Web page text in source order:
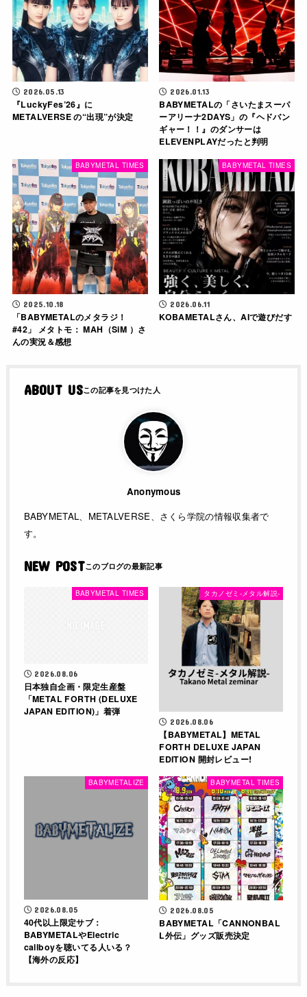
2026.05.13
『LuckyFes’26』に
METALVERSE の“出現”が決定
2026.01.13
BABYMETALの「さいたまスーパ
ーアリーナ2DAYS」の『ヘドバン
ギャー！！』のダンサーは
ELEVENPLAYだったと判明
BABYMETAL TIMES
2025.10.18
「BABYMETALのメタラジ！
#42」 メタトモ： MAH（SiM ）さ
んの実況＆感想
BABYMETAL TIMES
2026.06.11
KOBAMETALさん、AIで遊びだす
ABOUT US
Anonymous
BABYMETAL、METALVERSE、さくら学院の情報収集者で
す。
NEW POST
BABYMETAL TIMES
2026.08.06
日本独自企画・限定生産盤
「METAL FORTH (DELUXE
JAPAN EDITION)」着弾
タカノゼミ-メタル解説-
2026.08.06
【BABYMETAL】METAL
FORTH DELUXE JAPAN
EDITION 開封レビュー!
BABYMETALIZE
2026.08.05
40代以上限定サブ：
BABYMETALやElectric
callboyを聴いてる人いる？
【海外の反応】
BABYMETAL TIMES
2026.08.05
BABYMETAL「CANNONBAL
L外伝」グッズ販売決定